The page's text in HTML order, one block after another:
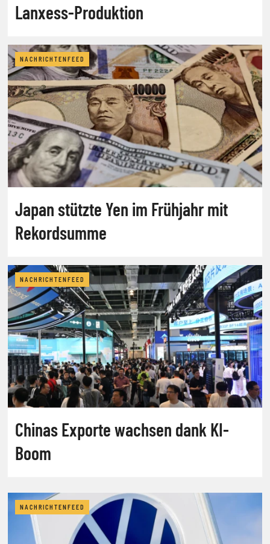
Lanxess-Produktion
NACHRICHTENFEED
Japan stützte Yen im Frühjahr mit
Rekordsumme
NACHRICHTENFEED
Chinas Exporte wachsen dank KI-
Boom
NACHRICHTENFEED